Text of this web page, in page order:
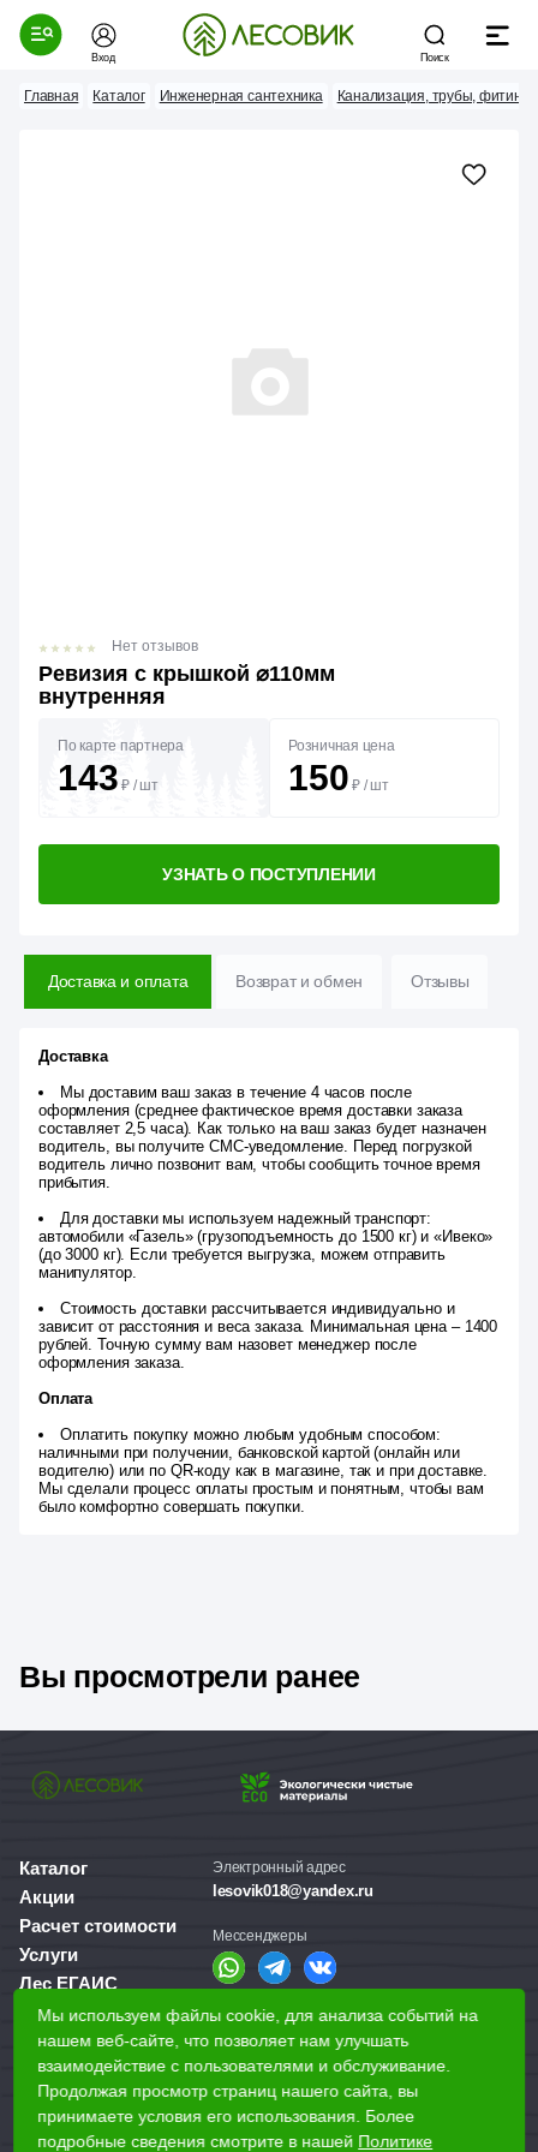
Вход Поиск
Главная Каталог Инженерная сантехника Канализация, трубы, фитинги
Ревизия с крышкой ⌀110мм
внутренняя
Нет отзывов
По карте партнера
143 ₽ / шт
Розничная цена
150 ₽ / шт
УЗНАТЬ О ПОСТУПЛЕНИИ
Доставка и оплата Возврат и обмен Отзывы
Доставка
Мы доставим ваш заказ в течение 4 часов после
оформления (среднее фактическое время доставки заказа
составляет 2,5 часа). Как только на ваш заказ будет назначен
водитель, вы получите СМС-уведомление. Перед погрузкой
водитель лично позвонит вам, чтобы сообщить точное время
прибытия.
Для доставки мы используем надежный транспорт:
автомобили «Газель» (грузоподъемность до 1500 кг) и «Ивеко»
(до 3000 кг). Если требуется выгрузка, можем отправить
манипулятор.
Стоимость доставки рассчитывается индивидуально и
зависит от расстояния и веса заказа. Минимальная цена – 1400
рублей. Точную сумму вам назовет менеджер после
оформления заказа.
Оплата
Оплатить покупку можно любым удобным способом:
наличными при получении, банковской картой (онлайн или
водителю) или по QR-коду как в магазине, так и при доставке.
Мы сделали процесс оплаты простым и понятным, чтобы вам
было комфортно совершать покупки.
Вы просмотрели ранее
Каталог
Акции
Расчет стоимости
Услуги
Лес ЕГАИС
О компании
Доставка и оплата
Для бизнеса
Наши магазины
Электронный адрес
lesovik018@yandex.ru
Мессенджеры
Справочная служба
+7 (3412) 77-60-50
Мы используем файлы cookie, для анализа событий на
нашем веб-сайте, что позволяет нам улучшать
взаимодействие с пользователями и обслуживание.
Продолжая просмотр страниц нашего сайта, вы
принимаете условия его использования. Более
подробные сведения смотрите в нашей Политике